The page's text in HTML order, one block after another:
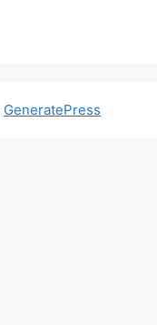
GeneratePress